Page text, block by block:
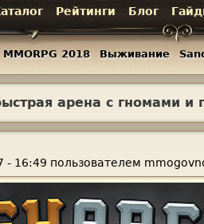
арена с гномами и
- 16:49 пользователем
Рейтинги Блог
MMORPG 2018 Выживание